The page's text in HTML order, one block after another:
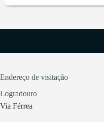
Endereço de visitação
Logradouro
Via Férrea